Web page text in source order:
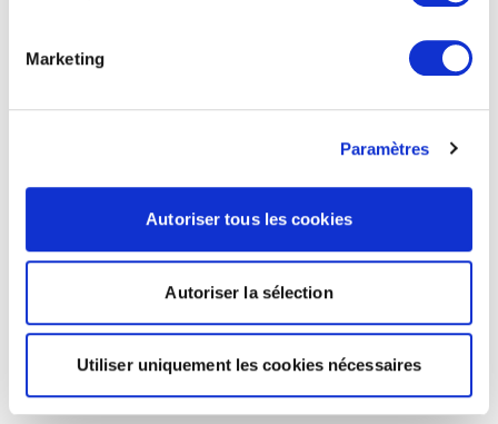
Marketing
Paramètres
Autoriser tous les cookies
Autoriser la sélection
Utiliser uniquement les cookies nécessaires